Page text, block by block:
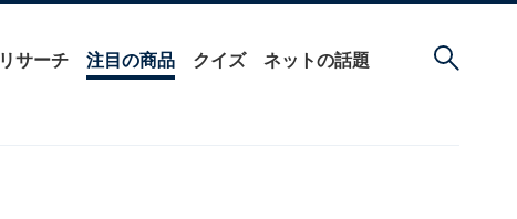
リサーチ 注目の商品 クイズ ネットの話題